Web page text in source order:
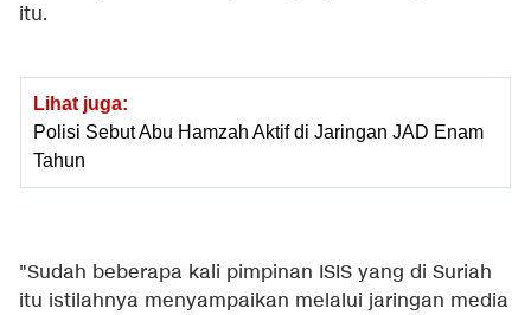
itu.
Lihat juga:
Polisi Sebut Abu Hamzah Aktif di Jaringan JAD Enam
Tahun
"Sudah beberapa kali pimpinan ISIS yang di Suriah
itu istilahnya menyampaikan melalui jaringan media